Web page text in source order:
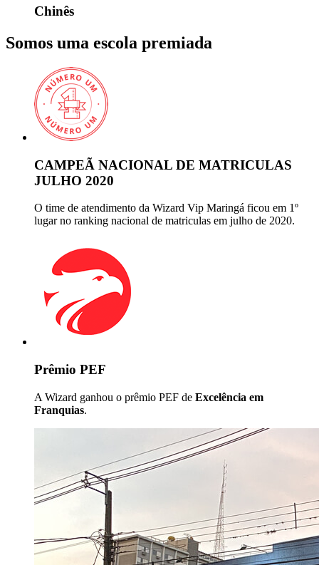
Chinês
Somos uma escola premiada
CAMPEÃ NACIONAL DE MATRICULAS
JULHO 2020
O time de atendimento da Wizard Vip Maringá ficou em 1º
lugar no ranking nacional de matriculas em julho de 2020.
Prêmio PEF
A Wizard ganhou o prêmio PEF de Excelência em
Franquias.